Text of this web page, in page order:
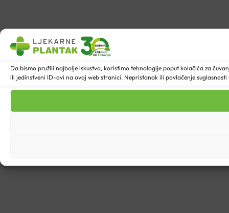
Da bismo pružili najbolje iskustvo, koristimo tehnologije poput kolačića za
ili jedinstveni ID-ovi na ovoj web stranici. Nepristanak ili povlačenje